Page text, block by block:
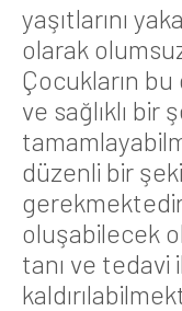
yaşıtlarını
olarak
Çocukların
ve sağlıklı bir
düzenli bir
oluşabilecek
tanı ve tedavi